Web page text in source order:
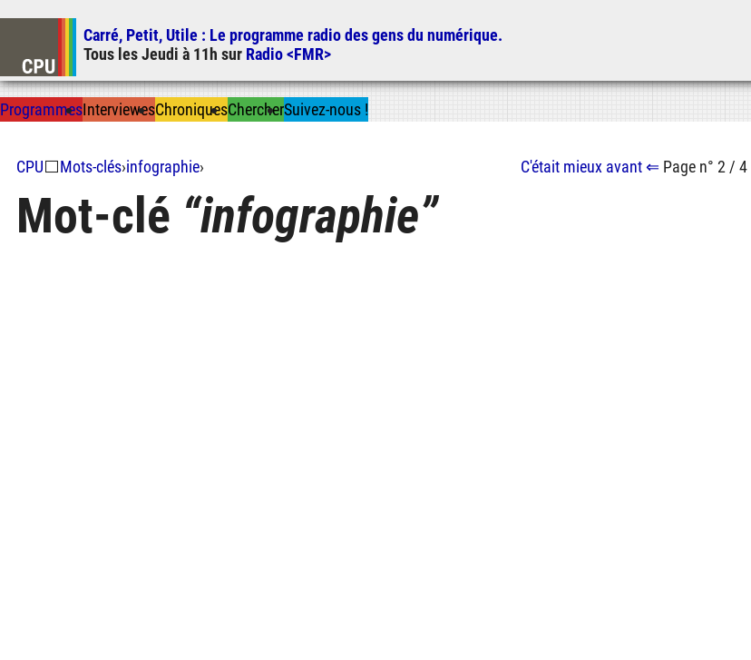
Carré, Petit, Utile : Le programme radio des gens du numérique.
Tous lesJeudi à 11h sur Radio <FMR>
ProgrammesInterviewesChroniquesChercherSuivez-nous !
CPU⬜Mots-clés›infographie› C'était mieux avant⇐ Page n° 2 / 4
Mot-clé infographie